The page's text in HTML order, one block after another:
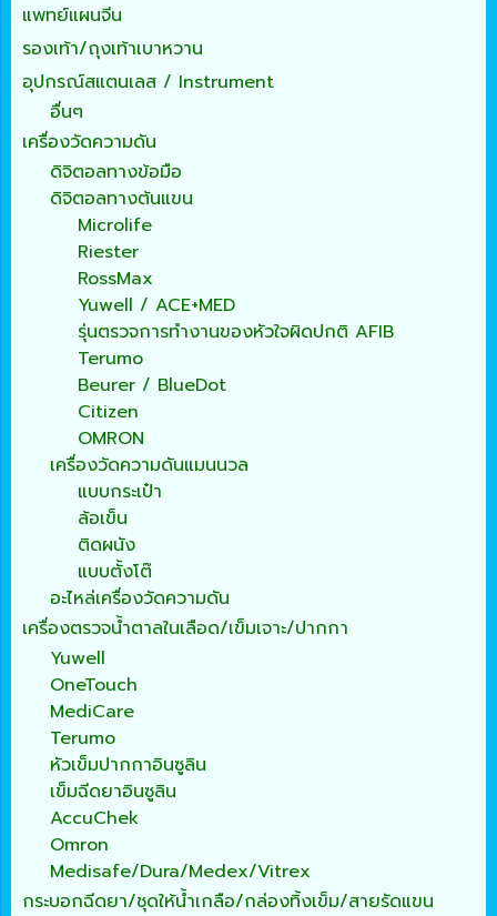
แพทย์แผนจีน
รองเท้า/ถุงเท้าเบาหวาน
อุปกรณ์สแตนเลส / Instrument
อื่นๆ
เครื่องวัดความดัน
ดิจิตอลทางข้อมือ
ดิจิตอลทางต้นแขน
Microlife
Riester
RossMax
Yuwell / ACE+MED
รุ่นตรวจการทำงานของหัวใจผิดปกติ AFIB
Terumo
Beurer / BlueDot
Citizen
OMRON
เครื่องวัดความดันแมนนวล
แบบกระเป๋า
ล้อเข็น
ติดผนัง
แบบตั้งโต๊
อะไหล่เครื่องวัดความดัน
เครื่องตรวจน้ำตาลในเลือด/เข็มเจาะ/ปากกา
Yuwell
OneTouch
MediCare
Terumo
หัวเข็มปากกาอินซูลิน
เข็มฉีดยาอินซูลิน
AccuChek
Omron
Medisafe/Dura/Medex/Vitrex
กระบอกฉีดยา/ชุดให้น้ำเกลือ/กล่องทิ้งเข็ม/สายรัดแขน